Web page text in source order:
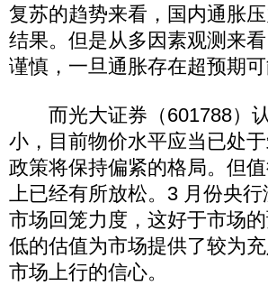
复苏的趋势来看，国内通胀
结果。但是从多因素观测来
谨慎，一旦通胀存在超预期
而光大证券（601788）认
小，目前物价水平应当已处
政策将保持偏紧的格局。但
上已经有所放松。3 月份央
市场回笼力度，这好于市场
低的估值为市场提供了较为
市场上行的信心。